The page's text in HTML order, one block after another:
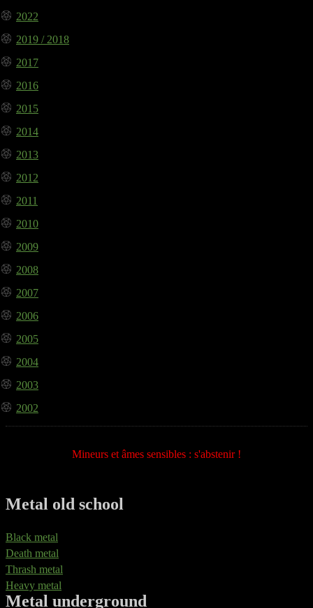
2022
2019 / 2018
2017
2016
2015
2014
2013
2012
2011
2010
2009
2008
2007
2006
2005
2004
2003
2002
Mineurs et âmes sensibles : s'abstenir !
Metal old school
Black metal
Death metal
Thrash metal
Heavy metal
Metal underground